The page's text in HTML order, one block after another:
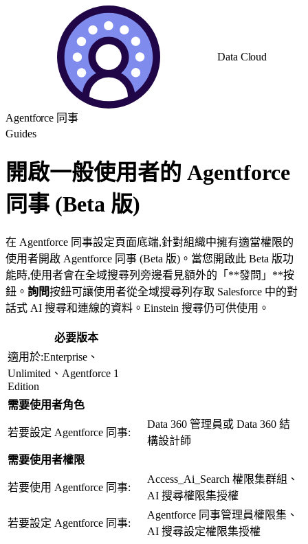
Data Cloud
Agentforce 同事
Guides
開啟一般使用者的 Agentforce
同事 (Beta 版)
在 Agentforce 同事設定頁面底端,針對組織中擁有適當權限的
使用者開啟 Agentforce 同事 (Beta 版)。當您開啟此 Beta 版功
能時,使用者會在全域搜尋列旁邊看見額外的「**發問」**按
鈕。 詢問按鈕可讓使用者從全域搜尋列存取 Salesforce 中的對
話式 AI 搜尋和連線的資料。Einstein 搜尋仍可供使用。
必要版本
適用於:Enterprise、
Unlimited、Agentforce 1
Edition
需要使用者角色
若要設定 Agentforce 同事:
Data 360 管理員或 Data 360 結
構設計師
需要使用者權限
若要使用 Agentforce 同事:
Access_Ai_Search 權限集群組、
AI 搜尋權限集授權
若要設定 Agentforce 同事:
Agentforce 同事管理員權限集、
AI 搜尋設定權限集授權